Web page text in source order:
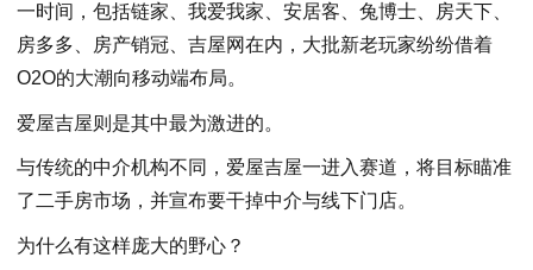
一时间，包括链家、我爱我家、安居客、兔博士、房天下、
房多多、房产销冠、吉屋网在内，大批新老玩家纷纷借着
O2O的大潮向移动端布局。
爱屋吉屋则是其中最为激进的。
与传统的中介机构不同，爱屋吉屋一进入赛道，将目标瞄准
了二手房市场，并宣布要干掉中介与线下门店。
为什么有这样庞大的野心？